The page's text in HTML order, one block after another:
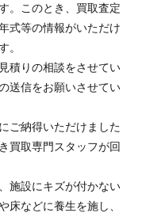
。このとき、買取査定
式等の情報がいただけ
。
積りの相談をさせてい
送信をお願いさせてい
ご納得いただけました
買取専門スタッフが回
施設にキズが付かない
床などに養生を施し、